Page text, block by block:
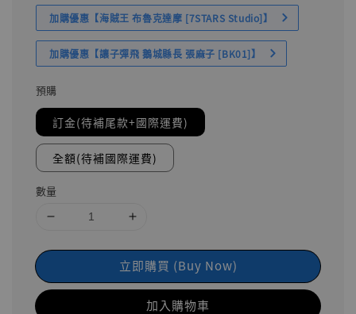
加購優惠【海賊王 布魯克達摩 [7STARS Studio]】
加購優惠【讓子彈飛 鵝城縣長 張麻子 [BK01]】
預購
訂金(待補尾款+國際運費)
全額(待補國際運費)
數量
立即購買 (Buy Now)
加入購物車